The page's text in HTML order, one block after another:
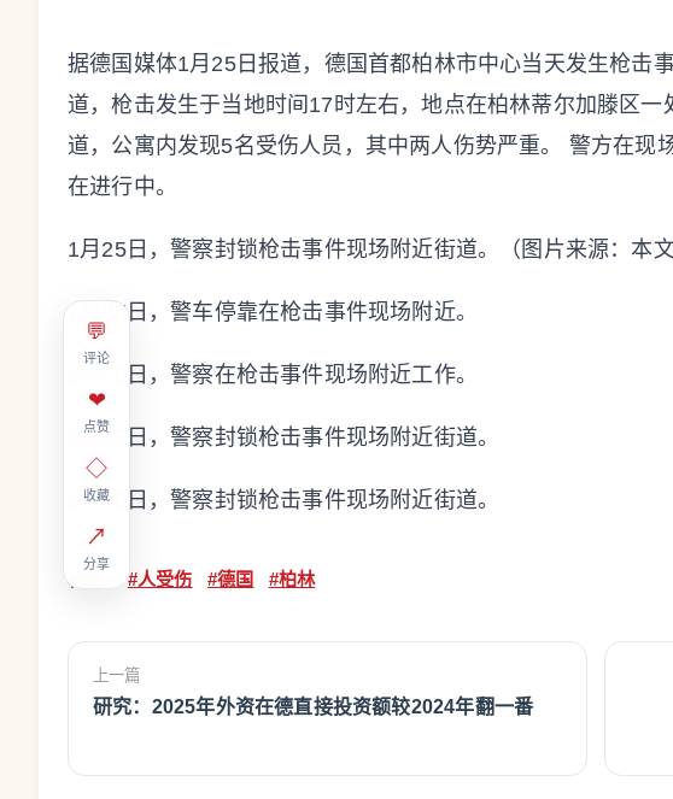
💬
评论
❤
点赞
◇
收藏
↗
分享
据德国媒体1月25日报道，德国首都柏林市中心当天发生枪击
道，枪击发生于当地时间17时左右，地点在柏林蒂尔加滕区
道，公寓内发现5名受伤人员，其中两人伤势严重。 警方在现
在进行中。
1月25日，警察封锁枪击事件现场附近街道。（图片来源：本
1月25日，警车停靠在枪击事件现场附近。
1月25日，警察在枪击事件现场附近工作。
1月25日，警察封锁枪击事件现场附近街道。
1月25日，警察封锁枪击事件现场附近街道。
标签： #人受伤 #德国 #柏林
上一篇
研究：2025年外资在德直接投资额较2024年翻一番